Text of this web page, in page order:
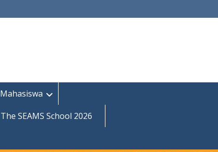
Mahasiswa
The SEAMS School 2026